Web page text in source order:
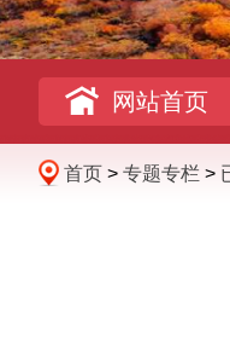
网站首页
首页 > 专题专栏 >